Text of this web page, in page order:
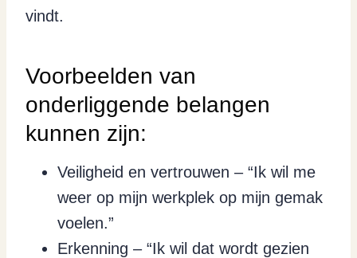
vindt.
Voorbeelden van
onderliggende belangen
kunnen zijn:
Veiligheid en vertrouwen – “Ik wil me
weer op mijn werkplek op mijn gemak
voelen.”
Erkenning – “Ik wil dat wordt gezien